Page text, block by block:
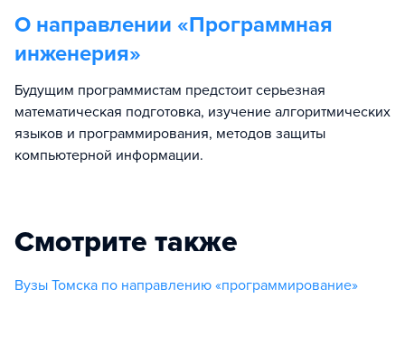
О направлении «Программная
инженерия»
Будущим программистам предстоит серьезная
математическая подготовка, изучение алгоритмических
языков и программирования, методов защиты
компьютерной информации.
Смотрите также
Вузы Томска по направлению «программирование»